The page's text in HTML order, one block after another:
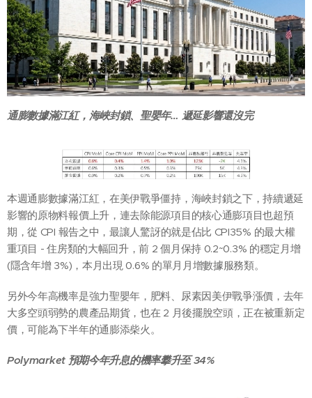
通膨數據滿江紅，海峽封鎖、聖嬰年… 遞延影響還沒完
本週通膨數據滿江紅，在美伊戰爭僵持，海峽封鎖之下，持續遞延
影響的原物料報價上升，連去除能源項目的核心通膨項目也超預
期，從 CPI 報告之中，最讓人驚訝的就是佔比 CPI35% 的最大權
重項目 - 住房類的大幅回升，前 2 個月保持 0.2~0.3% 的穩定月增
(隱含年增 3%)，本月出現 0.6% 的單月月增數據服務類。
另外今年高機率是強力聖嬰年，肥料、尿素因美伊戰爭漲價，去年
大多空頭弱勢的農產品期貨，也在 2 月後擺脫空頭，正在被重新定
價，可能為下半年的通膨添柴火。
Polymarket預期今年升息的機率攀升至 34%